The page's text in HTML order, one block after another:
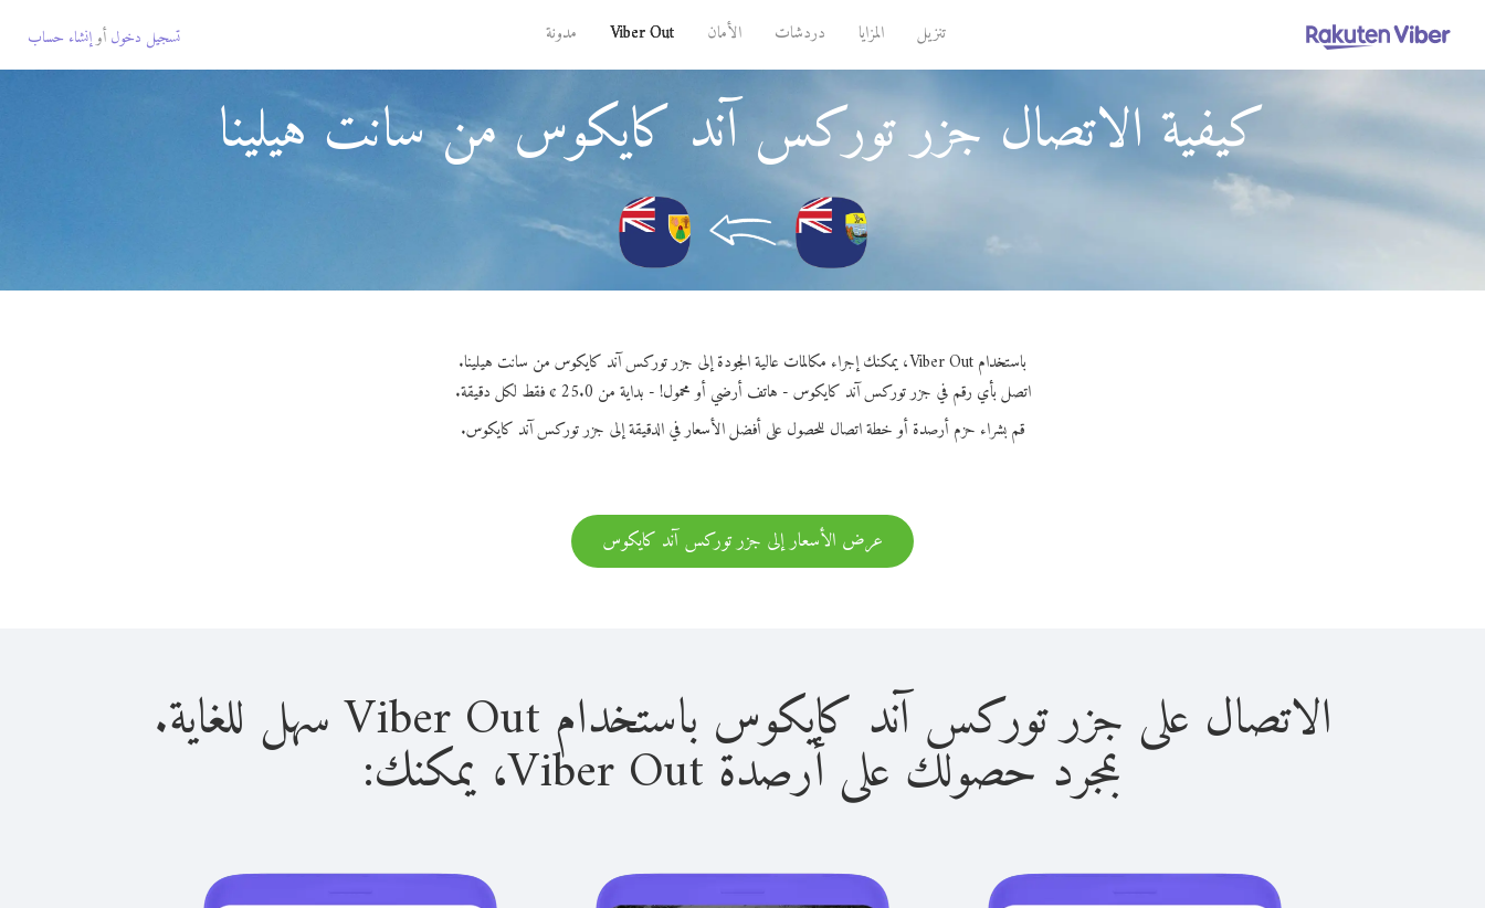
تنزيل المزايا دردشات الأمان Viber Out مدونة تسجيل دخول أوإنشاء حساب
كيفية الاتصال جزر توركس آند كايكوس من سانت هيلينا
باستخدام Viber Out، يمكنك إجراء مكالمات عالية الجودة إلى جزر توركس آند كايكوس من سانت هيلينا.
اتصل بأي رقم في جزر توركس آند كايكوس - هاتف أرضي أو محمول! - بداية من 25.0 ¢ فقط لكل دقيقة.
قم بشراء حزم أرصدة أو خطة اتصال للحصول على أفضل الأسعار في الدقيقة إلى جزر توركس آند كايكوس.
عرض الأسعار إلى جزر توركس آند كايكوس
الاتصال على جزر توركس آند كايكوس باستخدام Viber Out سهل للغاية.
بمجرد حصولك على أرصدة Viber Out، يمكنك: